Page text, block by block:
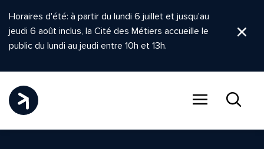
Horaires d'été: à partir du lundi 6 juillet et jusqu'au
jeudi 6 août inclus, la Cité des Métiers accueille le
public du lundi au jeudi entre 10h et 13h.